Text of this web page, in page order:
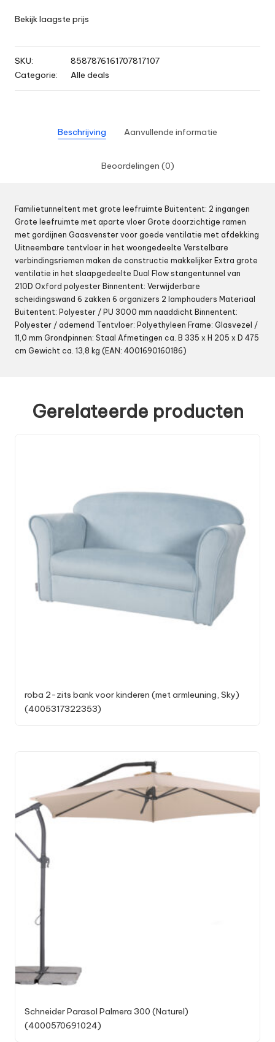
Bekijk laagste prijs
SKU:
8587876161707817107
Categorie:
Alle deals
Beschrijving Aanvullende informatie
Beoordelingen (0)
Familietunneltent met grote leefruimte Buitentent: 2 ingangen
Grote leefruimte met aparte vloer Grote doorzichtige ramen
met gordijnen Gaasvenster voor goede ventilatie met afdekking
Uitneembare tentvloer in het woongedeelte Verstelbare
verbindingsriemen maken de constructie makkelijker Extra grote
ventilatie in het slaapgedeelte Dual Flow stangentunnel van
210D Oxford polyester Binnentent: Verwijderbare
scheidingswand 6 zakken 6 organizers 2 lamphouders Materiaal
Buitentent: Polyester / PU 3000 mm naaddicht Binnentent:
Polyester / ademend Tentvloer: Polyethyleen Frame: Glasvezel /
11,0 mm Grondpinnen: Staal Afmetingen ca. B 335 x H 205 x D 475
cm Gewicht ca. 13,8 kg (EAN: 4001690160186)
Gerelateerde producten
roba 2-zits bank voor kinderen (met armleuning, Sky)
(4005317322353)
Schneider Parasol Palmera 300 (Naturel)
(4000570691024)